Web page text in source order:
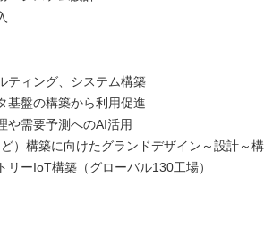
ティング、システム構築
基盤の構築から利用促進
や需要予測へのAI活用
）構築に向けたグランドデザイン～設計～
リーIoT構築（グローバル130工場）